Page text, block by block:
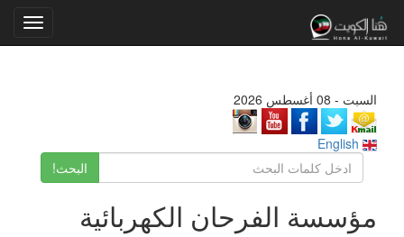
السبت - 08 أغسطس 2026
البحث!
مؤسسة الفرحان الكهربائية